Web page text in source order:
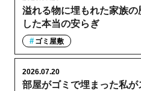
溢れる物に埋もれた家族
した本当の安らぎ
ゴミ屋敷
部屋がゴミで埋まった私
2026.07.20